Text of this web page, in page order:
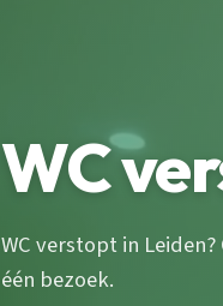
WC
WC verstopt in
één bezoek.